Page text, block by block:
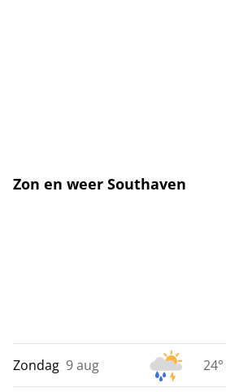
Zon en weer Southaven
Zondag 9 aug 24°